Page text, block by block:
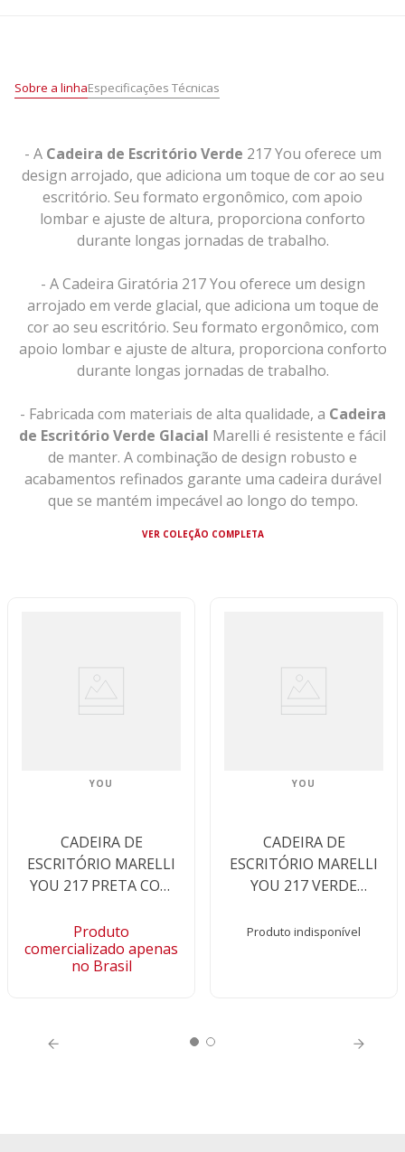
Sobre a linhaEspecificações Técnicas
- A Cadeira de Escritório Verde 217 You oferece um
design arrojado, que adiciona um toque de cor ao seu
escritório. Seu formato ergonômico, com apoio
lombar e ajuste de altura, proporciona conforto
durante longas jornadas de trabalho.
- A Cadeira Giratória 217 You oferece um design
arrojado em verde glacial, que adiciona um toque de
cor ao seu escritório. Seu formato ergonômico, com
apoio lombar e ajuste de altura, proporciona conforto
durante longas jornadas de trabalho.
- Fabricada com materiais de alta qualidade, a Cadeira
de Escritório Verde Glacial Marelli é resistente e fácil
de manter. A combinação de design robusto e
acabamentos refinados garante uma cadeira durável
que se mantém impecável ao longo do tempo.
VER COLEÇÃO COMPLETA
YOU
CADEIRA DE
ESCRITÓRIO MARELLI
YOU 217 PRETA COM
Produto
comercializado apenas
no Brasil
YOU
CADEIRA DE
ESCRITÓRIO MARELLI
YOU 217 VERDE
ESTRUTURA GRAFITE
Produto indisponível